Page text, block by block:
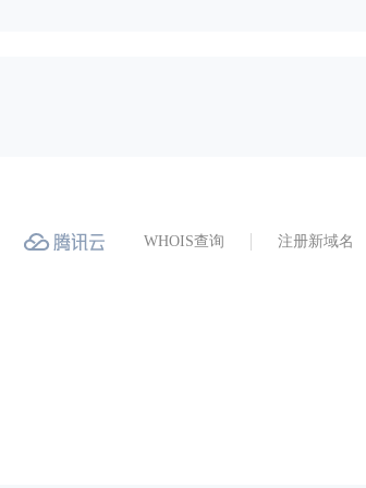
WHOIS查询 注册新域名